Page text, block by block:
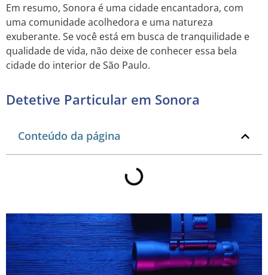
Em resumo, Sonora é uma cidade encantadora, com
uma comunidade acolhedora e uma natureza
exuberante. Se você está em busca de tranquilidade e
qualidade de vida, não deixe de conhecer essa bela
cidade do interior de São Paulo.
Detetive Particular em Sonora
Conteúdo da página